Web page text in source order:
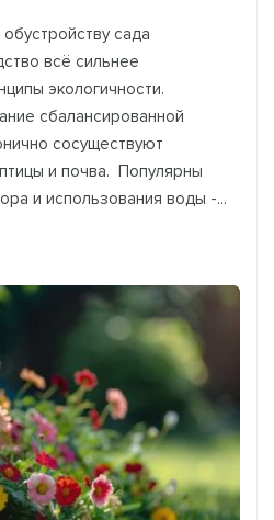
сада
всё сильнее
экологичности.
сбалансированной
сосуществуют
и почва. Популярны
и использования воды -...